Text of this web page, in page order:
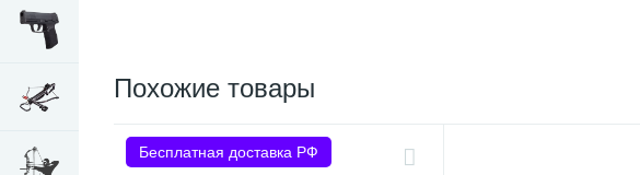
Похожие товары
Бесплатная доставка РФ